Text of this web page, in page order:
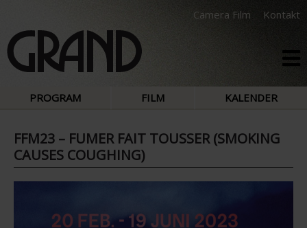
Camera Film Kontakt
PROGRAM FILM KALENDER
FFM23 – FUMER FAIT TOUSSER (SMOKING
CAUSES COUGHING)